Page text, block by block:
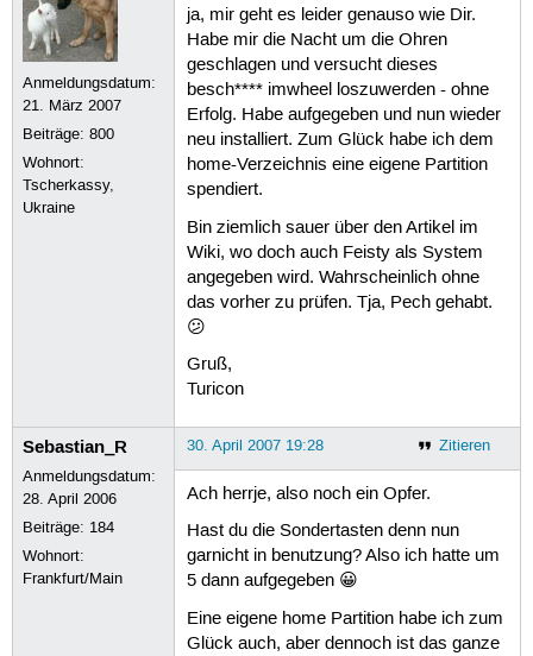
Anmeldungsdatum:
21. März 2007
Beiträge:800
Wohnort:
Tscherkassy,
Ukraine
ja, mir geht es leider genauso wie Dir.
Habe mir die Nacht um die Ohren
geschlagen und versucht dieses
besch**** imwheel loszuwerden - ohne
Erfolg. Habe aufgegeben und nun wieder
neu installiert. Zum Glück habe ich dem
home-Verzeichnis eine eigene Partition
spendiert.
Bin ziemlich sauer über den Artikel im
Wiki, wo doch auch Feisty als System
angegeben wird. Wahrscheinlich ohne
das vorher zu prüfen. Tja, Pech gehabt.
😕
Gruß,
Turicon
Sebastian_R
Anmeldungsdatum:
28. April 2006
Beiträge: 184
Wohnort:
Frankfurt/Main
Zitieren
30. April 2007 19:28
Ach herrje, also noch ein Opfer.
Hast du die Sondertasten denn nun
garnicht in benutzung? Also ich hatte um
5 dann aufgegeben 😀
Eine eigene home Partition habe ich zum
Glück auch, aber dennoch ist das ganze